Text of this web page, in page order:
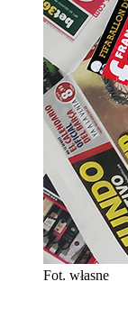
Fot. własne